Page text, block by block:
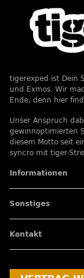
tigerexped ist Dein
und Exmos. Wir
Ende, denn hier
Unser Anspruch
gewinnoptimierten
diesem Motto seit
syncro mit tiger-
Informationen
Sonstiges
Kontakt